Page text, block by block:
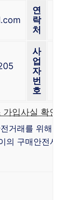
연
락
처
사
업
자
번
호
가입사실 확
거래를 위해
의 구매안전